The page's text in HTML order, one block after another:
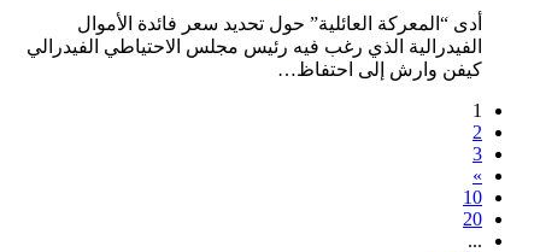
أدى “المعركة العائلية” حول تحديد سعر فائدة الأموال
الفيدرالية الذي رغب فيه رئيس مجلس الاحتياطي الفيدرالي
كيفن وارش إلى احتفاظ…
1
2
3
»
10
20
...